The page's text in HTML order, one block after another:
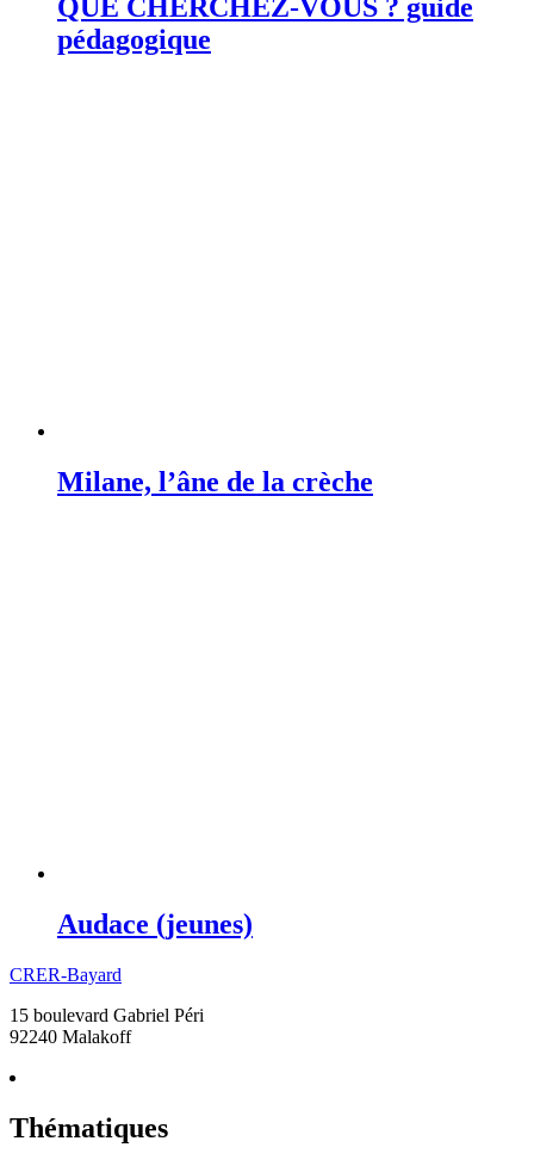
QUE CHERCHEZ-VOUS ? guide
pédagogique
Milane, l’âne de la crèche
Audace (jeunes)
CRER-Bayard
15 boulevard Gabriel Péri
92240 Malakoff
Thématiques